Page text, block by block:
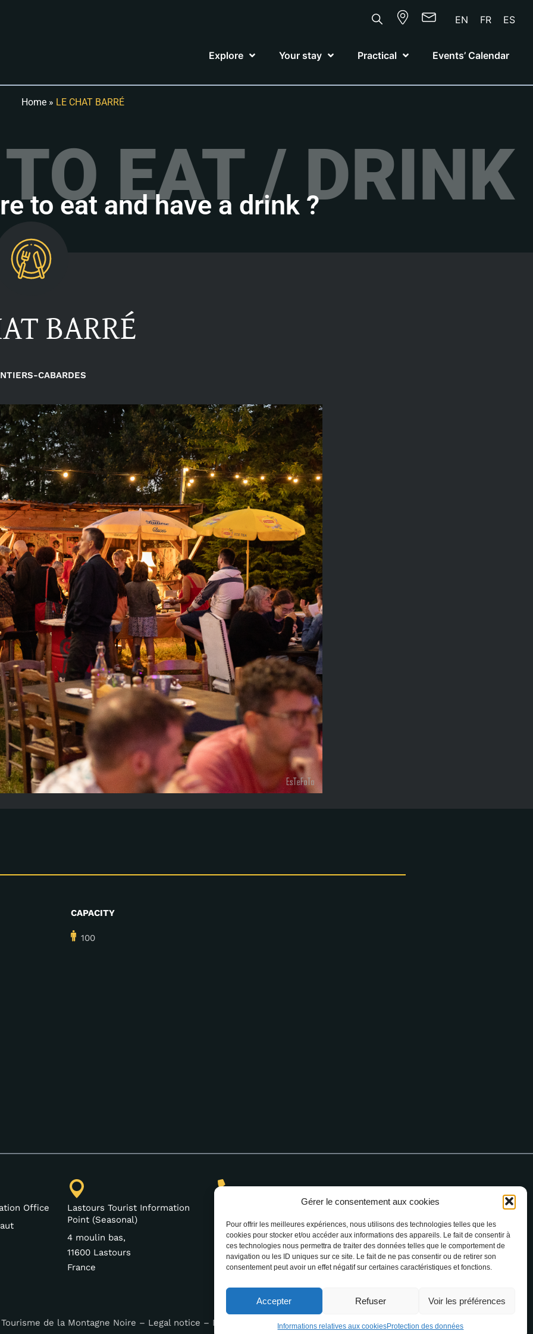
Gérer le consentement aux cookies
Pour offrir les meilleures expériences, nous utilisons des technologies telles que les
cookies pour stocker et/ou accéder aux informations des appareils. Le fait de consentir à
ces technologies nous permettra de traiter des données telles que le comportement de
navigation ou les ID uniques sur ce site. Le fait de ne pas consentir ou de retirer son
consentement peut avoir un effet négatif sur certaines caractéristiques et fonctions.
Accepter Refuser Voir les préférences
Informations relatives aux cookiesProtection des données
EN FR ES
Explore Your stay Practical Events’ Calendar
Home» LE CHAT BARRÉ
EAT / DRINK
to eat and have a drink ?
BARRÉ
CABARDES
CAPACITY
100
Office
Lastours Tourist Information
Point (Seasonal)
4 moulin bas,
11600 Lastours
France
(+33) 4 68 76 64 90
de la Montagne Noire – Legal notice – Data protection